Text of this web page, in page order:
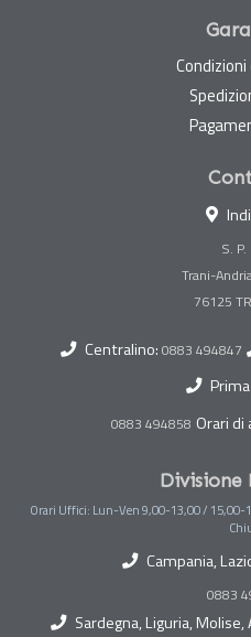
S.
Trani-
Centralino: 0883 494847
0883 494858 Orari di
Orari Uffici: Lun-Ven 9,00-13,00 / 15,00-
Campania,
0883
Sardegna, Liguria,